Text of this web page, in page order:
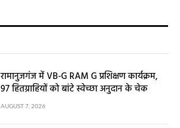
रामानुजगंज में VB-G RAM G प्रशिक्षण कार्यक्रम,
97 हितग्राहियों को बांटे स्वेच्छा अनुदान के चेक
AUGUST 7, 2026